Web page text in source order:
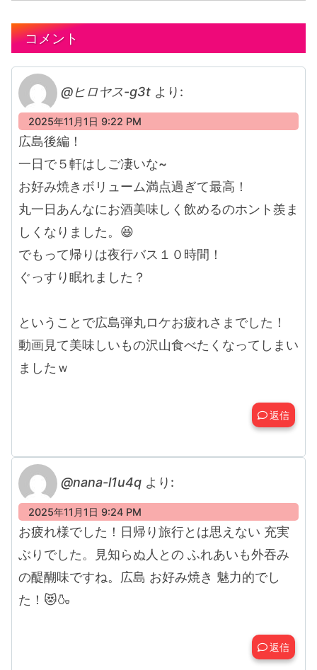
コメント
@ヒロヤス-g3t より:
2025年11月1日 9:22 PM
広島後編！
一日で５軒はしご凄いな~
お好み焼きボリューム満点過ぎて最高！
丸一日あんなにお酒美味しく飲めるのホント羨ま
しくなりました。😆
でもって帰りは夜行バス１０時間！
ぐっすり眠れました？
ということで広島弾丸ロケお疲れさまでした！
動画見て美味しいもの沢山食べたくなってしまい
ましたｗ
返信
@nana-l1u4q より:
2025年11月1日 9:24 PM
お疲れ様でした！日帰り旅行とは思えない 充実
ぶりでした。見知らぬ人との ふれあいも外吞み
の醍醐味ですね。広島 お好み焼き 魅力的でし
た！😻🍶
返信